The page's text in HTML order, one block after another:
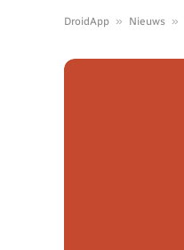
DroidApp » Nieuws »